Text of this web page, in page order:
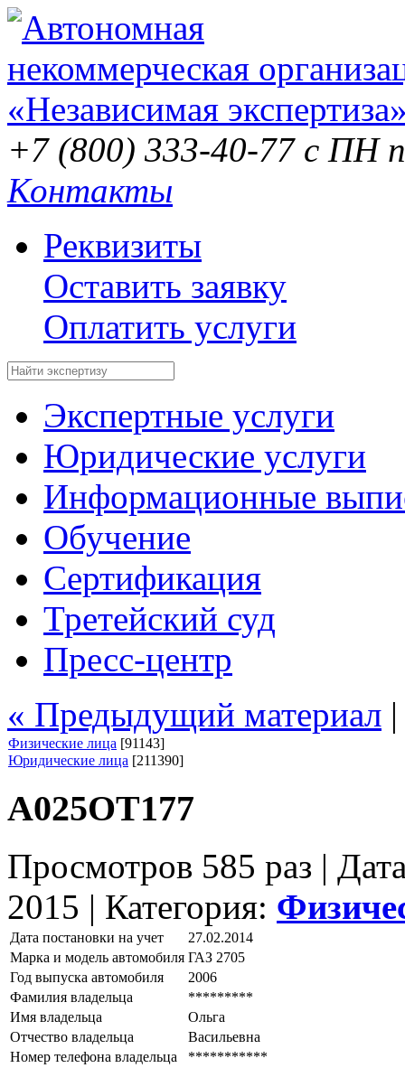
+7 (800) 333-40-77 с ПН
Контакты
Реквизиты
Оставить заявку
Оплатить услуги
Экспертные услуги
Юридические услуги
Информационные
Обучение
Сертификация
Третейский суд
Пресс-центр
« Предыдущий материал
Физические лица [91143]
Юридические лица [211390]
А025ОТ177
Просмотров 585 раз |
2015 | Категория:
Дата постановки на учет
27.02.2014
Марка и модель автомобиля ГАЗ 2705
Год выпуска автомобиля
2006
Фамилия владельца
*********
Имя владельца
Ольга
Отчество владельца
Васильевна
Номер телефона владельца
***********